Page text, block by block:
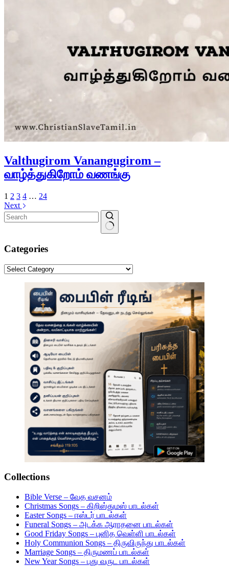
Valthugirom Vanangugirom –
வாழ்த்துகிறோம் வணங்கு
1 2 3 4 … 24
Next
results
Categories
Categories
Collections
Bible Verse – வேத வசனம்
Christmas Songs – கிறிஸ்துமஸ் பாடல்கள்
Easter Songs – ஈஸ்டர் பாடல்கள்
Funeral Songs – அடக்க ஆராதனை பாடல்கள்
Good Friday Songs – புனித வெள்ளி பாடல்கள்
Holy Communion Songs – திருவிருந்து பாடல்கள்
Marriage Songs – திருமணப் பாடல்கள்
New Year Songs – புது வருட பாடல்கள்